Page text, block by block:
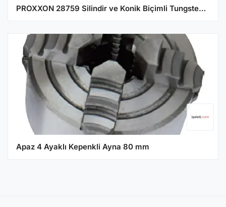
PROXXON 28759 Silindir ve Konik Biçimli Tungsten Freze Uç 2 mm
Apaz 4 Ayaklı Kepenkli Ayna 80 mm